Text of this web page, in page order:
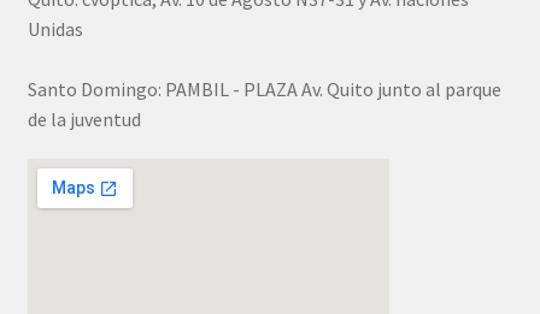
Unidas
Santo Domingo: PAMBIL - PLAZA Av. Quito junto al parque
de la juventud